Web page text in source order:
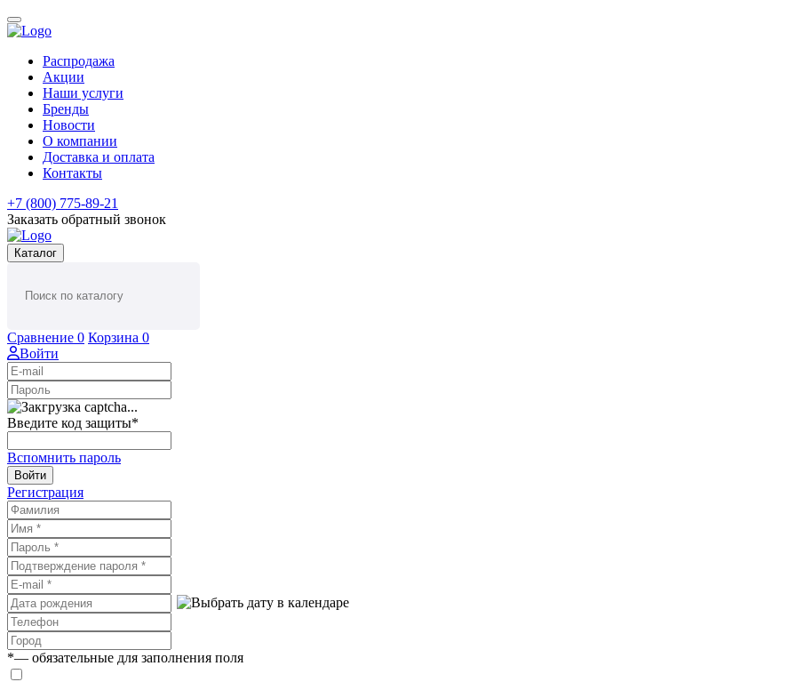
Распродажа
Акции
Наши услуги
Бренды
Новости
О компании
Доставка и оплата
Контакты
+7 (800) 775-89-21
Заказать обратный звонок
Каталог
Сравнение 0 Корзина 0
Войти
Введите код защиты*
Вспомнить пароль
Войти
Регистрация
*— обязательные для заполнения поля